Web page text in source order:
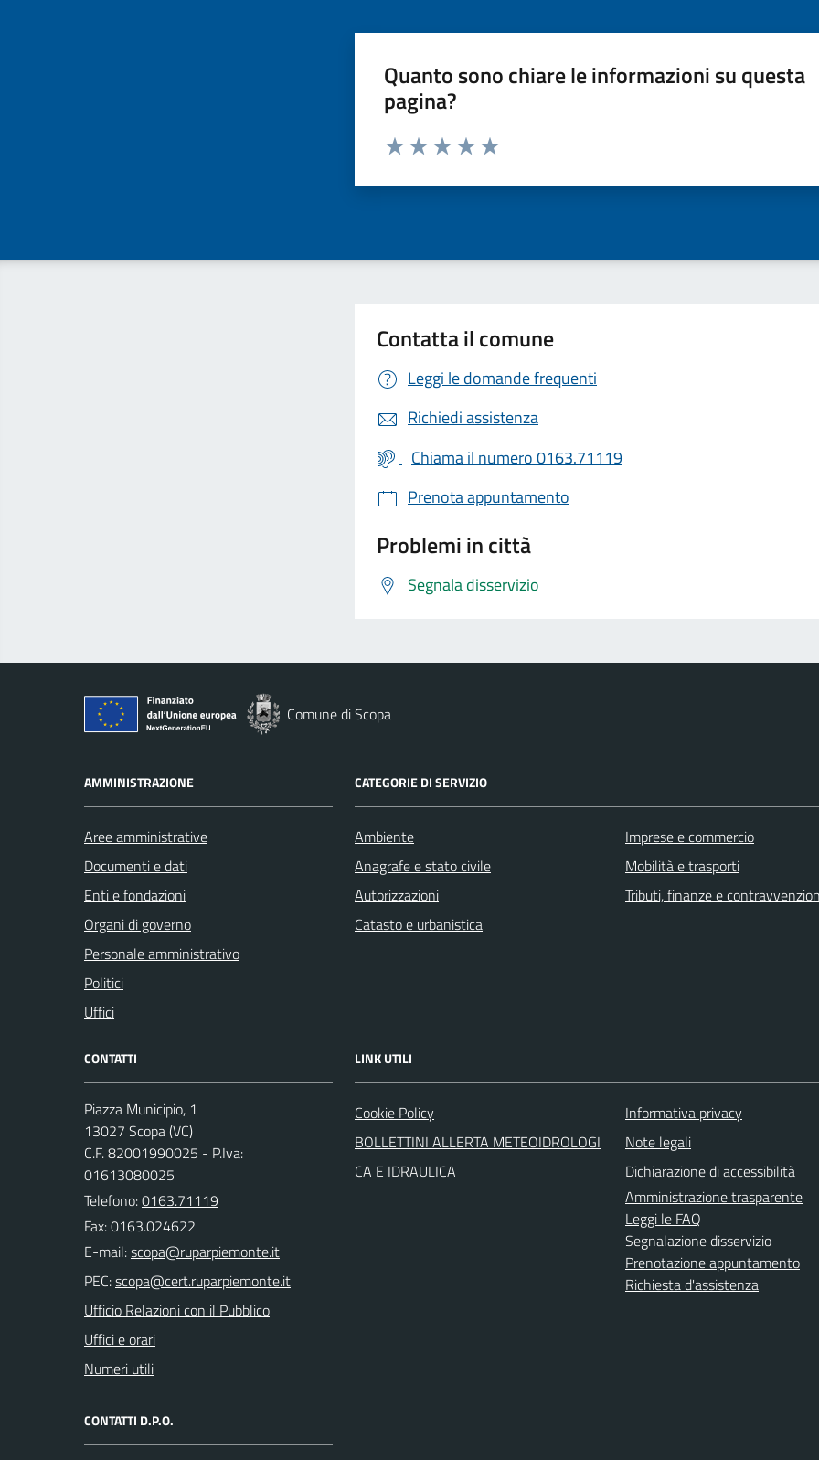
Quanto sono chiare le informazioni su questa
pagina?
Valuta da 1 a 5 stelle la pagina
Contatta il comune
Leggi le domande frequenti
Richiedi assistenza
Chiama il numero 0163.71119
Prenota appuntamento
Problemi in città
Segnala disservizio
Comune di Scopa
AMMINISTRAZIONE
Aree amministrative
Documenti e dati
Enti e fondazioni
Organi di governo
Personale amministrativo
Politici
Uffici
CATEGORIE DI SERVIZIO
Ambiente
Anagrafe e stato civile
Autorizzazioni
Catasto e urbanistica
Imprese e commercio
Mobilità e trasporti
Tributi, finanze e
CONTATTI
Piazza Municipio, 1
13027 Scopa (VC)
C.F. 82001990025 - P.Iva:
01613080025
Telefono:0163.71119
Fax: 0163.024622
E-mail:
PEC:
Ufficio Relazioni con il Pubblico
Uffici e orari
Numeri utili
CONTATTI D.P.O.
LINK UTILI
Cookie Policy
BOLLETTINI ALLERTA METEOIDROLOGI
CA E IDRAULICA
Informativa privacy
Note legali
Dichiarazione di accessibilità
Amministrazione trasparente
Leggi le FAQ
Segnalazione disservizio
Prenotazione appuntamento
Richiesta d'assistenza